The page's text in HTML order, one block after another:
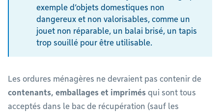
exemple d’objets domestiques non
dangereux et non valorisables, comme un
jouet non réparable, un balai brisé, un tapis
trop souillé pour être utilisable.
Les ordures ménagères ne devraient pas contenir de
contenants, emballages et imprimés qui sont tous
acceptés dans le bac de récupération (sauf les